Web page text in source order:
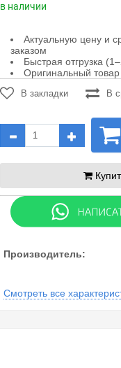
в наличии
Актуальную цену и
заказом
Быстрая отгрузка
Оригинальный товар
В закладки В
Производитель:
Смотреть все